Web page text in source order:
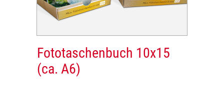
Fototaschenbuch 10x15
(ca. A6)